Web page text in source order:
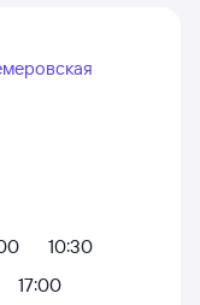
10:30
17:00